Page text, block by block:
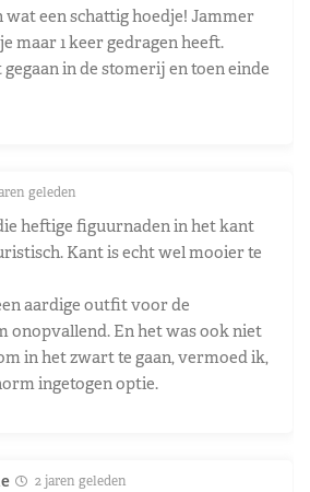
wat een schattig hoedje! Jammer
maar 1 keer gedragen heeft.
in de stomerij en toen einde
geleden
heftige figuurnaden in het kant
Kant is echt wel mooier te
aardige outfit voor de
onopvallend. En het was ook niet
in het zwart te gaan, vermoed ik,
ingetogen optie.
2 jaren geleden